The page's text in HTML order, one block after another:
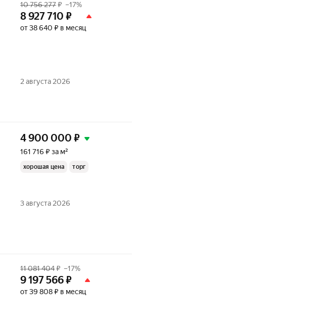
10 756 277₽ –17%
8 927 710 ₽
от 38 640 ₽ в месяц
2 августа 2026
4 900 000 ₽
161 716 ₽ за м²
хорошая цена торг
3 августа 2026
11 081 404₽ –17%
9 197 566₽
от 39 808 ₽ в месяц